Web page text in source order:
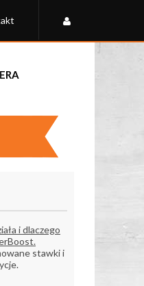
i dlaczego
stawki i